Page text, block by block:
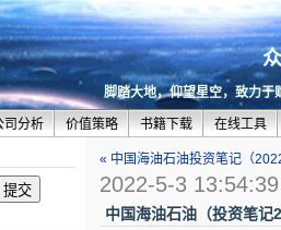
脚踏大地，仰望星空，致力于
司分析 价值策略 书籍下载 在线工具
« 中国海油石油投资笔记（
2022-5-3 13:54:39
中国海油石油（投资笔记